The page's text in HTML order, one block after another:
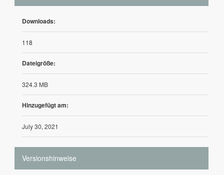
Downloads:
118
Dateigröße:
324.3 MB
Hinzugefügt am:
July 30, 2021
Versionshinweise